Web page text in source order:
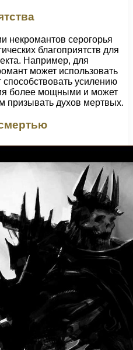
некромантов серогорья
благоприятств для
Например, для
может использовать
способствовать усилению
более мощными и может
призывать духов мертвых.